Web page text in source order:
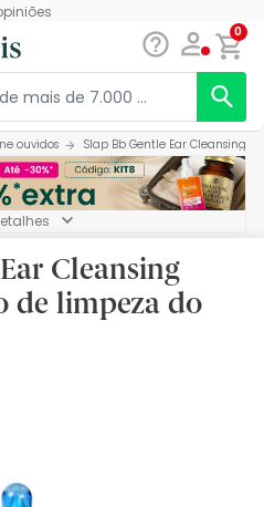
0
ouvidos Slap Bb Gentle Ear Cleansing
Cleansing
de limpeza do